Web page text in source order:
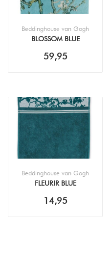
Beddinghouse van Gogh
BLOSSOM BLUE
(100X180CM)
59,95
Beddinghouse van Gogh
FLEURIR BLUE
14,95